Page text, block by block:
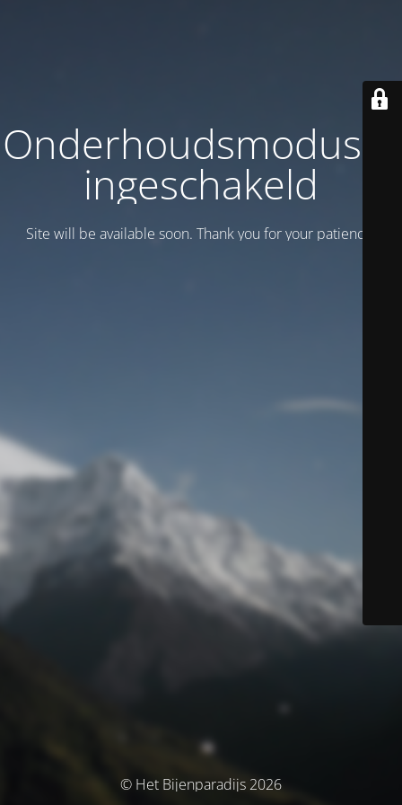
Onderhoudsmodus is
ingeschakeld
Site will be available soon. Thank you for your patience!
© Het Bijenparadijs 2026